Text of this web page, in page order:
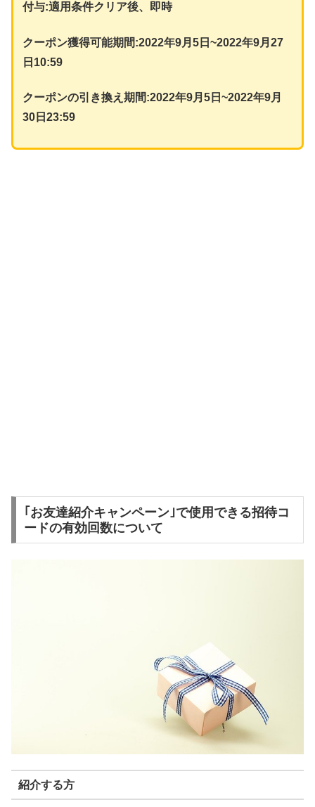
付与:適用条件クリア後、即時
クーポン獲得可能期間:2022年9月5日~2022年9月27
日10:59
クーポンの引き換え期間:2022年9月5日~2022年9月
30日23:59
｢お友達紹介キャンペーン｣で使用できる招待コ
ードの有効回数について
紹介する方